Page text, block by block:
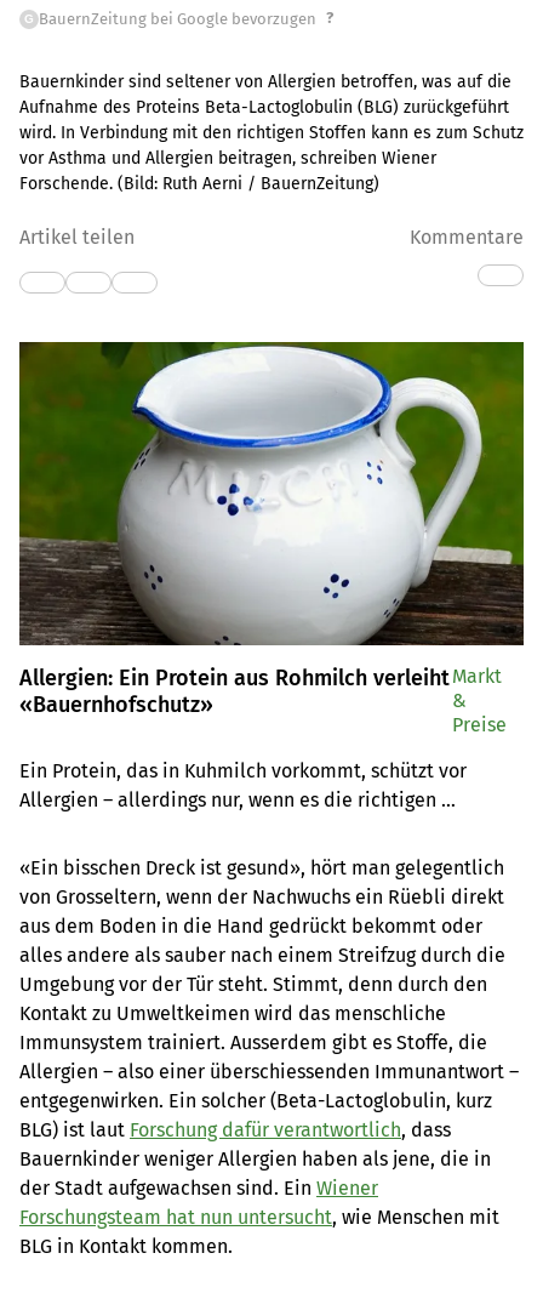
G BauernZeitung bei Google bevorzugen ?
Bauernkinder sind seltener von Allergien betroffen, was auf die
Aufnahme des Proteins Beta-Lactoglobulin (BLG) zurückgeführt
wird. In Verbindung mit den richtigen Stoffen kann es zum Schutz
vor Asthma und Allergien beitragen, schreiben Wiener
Forschende. (Bild: Ruth Aerni / BauernZeitung)
Artikel teilen Kommentare
Allergien: Ein Protein aus Rohmilch verleiht
«Bauernhofschutz»
Ein Protein, das in Kuhmilch vorkommt, schützt vor
Allergien – allerdings nur, wenn es die richtigen
Markt
&
Preise
«Ein bisschen Dreck ist gesund», hört man gelegentlich
von Grosseltern, wenn der Nachwuchs ein Rüebli direkt
aus dem Boden in die Hand gedrückt bekommt oder
alles andere als sauber nach einem Streifzug durch die
Umgebung vor der Tür steht. Stimmt, denn durch den
Kontakt zu Umweltkeimen wird das menschliche
Immunsystem trainiert. Ausserdem gibt es Stoffe, die
Allergien – also einer überschiessenden Immunantwort –
entgegenwirken. Ein solcher (Beta-Lactoglobulin, kurz
BLG) ist laut Forschung dafür verantwortlich, dass
Bauernkinder weniger Allergien haben als jene, die in
der Stadt aufgewachsen sind. Ein Wiener
Forschungsteam hat nun untersucht, wie Menschen mit
BLG in Kontakt kommen.